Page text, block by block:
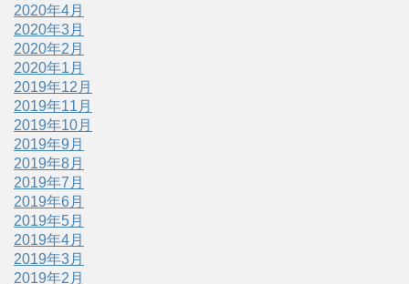
2020年4月
2020年3月
2020年2月
2020年1月
2019年12月
2019年11月
2019年10月
2019年9月
2019年8月
2019年7月
2019年6月
2019年5月
2019年4月
2019年3月
2019年2月